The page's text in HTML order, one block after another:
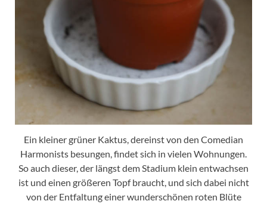
Ein kleiner grüner Kaktus, dereinst von den Comedian
Harmonists besungen, findet sich in vielen Wohnungen.
So auch dieser, der längst dem Stadium klein entwachsen
ist und einen größeren Topf braucht, und sich dabei nicht
von der Entfaltung einer wunderschönen roten Blüte